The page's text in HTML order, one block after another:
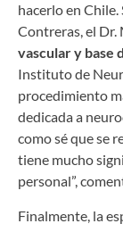
hacerlo en Chile.
Contreras, el Dr.
vascular y base
Instituto de
procedimiento
dedicada a
como sé que se
tiene mucho
personal”,
Finalmente, la